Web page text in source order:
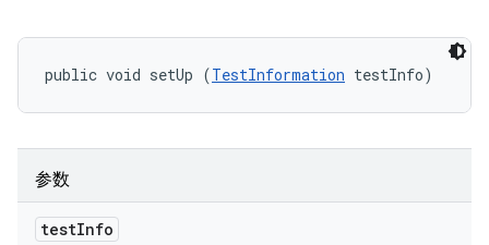
public void setUp (TestInformation testInfo)
参数
testInfo